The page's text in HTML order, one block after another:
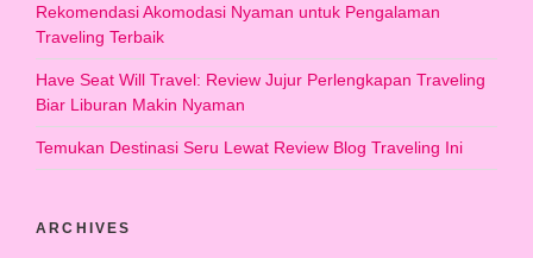
Rekomendasi Akomodasi Nyaman untuk Pengalaman
Traveling Terbaik
Have Seat Will Travel: Review Jujur Perlengkapan Traveling
Biar Liburan Makin Nyaman
Temukan Destinasi Seru Lewat Review Blog Traveling Ini
ARCHIVES